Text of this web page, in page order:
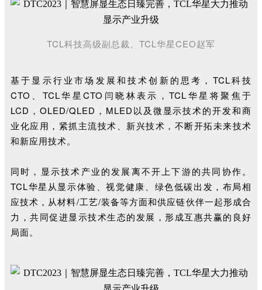
TCL科技高级副总裁、TCL华星CEO赵军
基于显示行业市场发展和技术创新的思考， TCL科技
CTO、 TCL华星CTO闫晓林表示，TCL华星将聚焦于
LCD，OLED/QLED，MLED以及微显示技术的开发和商
业化应用，紧抓主流技术、新兴技术，不断开拓未来技术
和新应用技术。
同时， 显示技术产业的发展离不开上下游的共同协作。
TCL华星从显示体验、视觉健康、绿色低碳出发，布局相
应技术，从材料/工艺/装备等方面和供应链伙伴一起形成合
力，共同促进显示技术生态的发展，形成互惠共赢的良好
局面。